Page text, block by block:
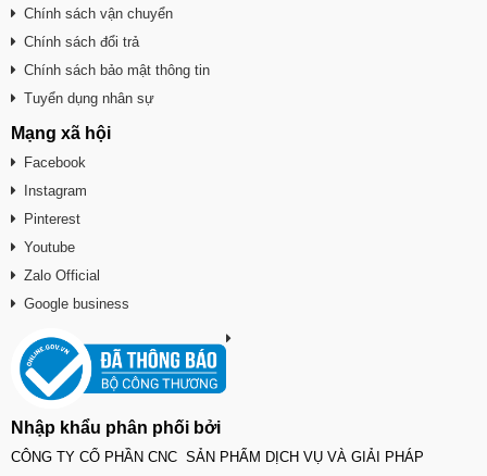
Chính sách vận chuyển
Chính sách đổi trả
Chính sách bảo mật thông tin
Tuyển dụng nhân sự
Mạng xã hội
Facebook
Instagram
Pinterest
Youtube
Zalo Official
Google business
Nhập khẩu phân phối bởi
CÔNG TY CỔ PHẦN CNC SẢN PHẨM DỊCH VỤ VÀ GIẢI PHÁP